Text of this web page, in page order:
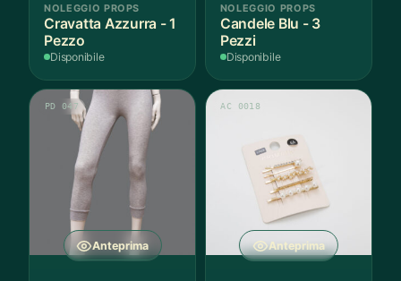
NOLEGGIO PROPS
Cravatta Azzurra - 1
Pezzo
Disponibile
NOLEGGIO PROPS
Candele Blu - 3
Pezzi
Disponibile
Anteprima
PD 047
Anteprima
AC 0018